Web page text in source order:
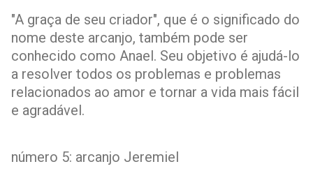
"A graça de seu criador", que é o significado do
nome deste arcanjo, também pode ser
conhecido como Anael. Seu objetivo é ajudá-lo
a resolver todos os problemas e problemas
relacionados ao amor e tornar a vida mais fácil
e agradável.
número 5: arcanjo Jeremiel